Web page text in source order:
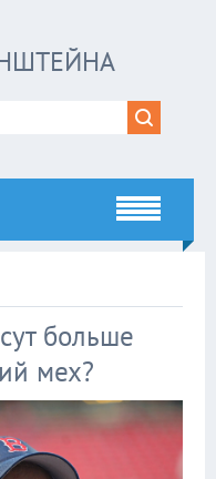
больше
мех?